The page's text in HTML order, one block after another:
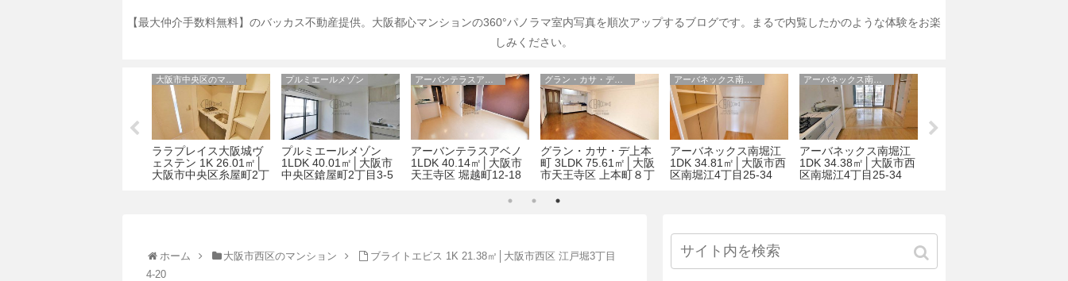
【最大仲介手数料無料】のバッカス不動産提供。大阪都心マンションの360°パノラマ室内写真を順次アップするブログです。まるで内覧したかのような体験をお楽
しみください。
ララプレイス大阪城ヴ
ェステン 1K 26.01㎡│
大阪市中央区糸屋町2丁
プルミエールメゾン
プルミエールメゾン
1LDK 40.01㎡│大阪市
中央区鎗屋町2丁目3-5
アーバンテラスアベノ
1LDK 40.14㎡│大阪市
天王寺区 堀越町12-18
グラン・カサ・デ上本
町 3LDK 75.61㎡│大阪
市天王寺区 上本町８丁
アーバネックス南堀江
1DK 34.81㎡│大阪市西
区南堀江4丁目25-34
アーバネックス南堀江
1DK 34.38㎡│大阪市西
区南堀江4丁目25-34
ホーム 大阪市西区のマンション
ブライトエビス 1K 21.38㎡│大阪市西区 江戸堀3丁目
4-20